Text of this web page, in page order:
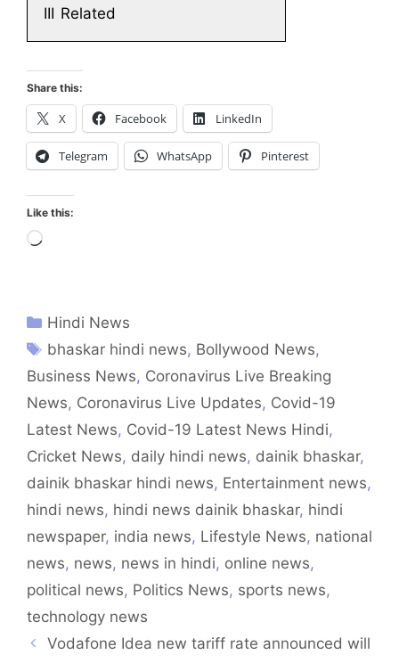
III Related
Share this:
X Facebook LinkedIn
Telegram WhatsApp Pinterest
Like this:
Loading…
Hindi News
bhaskar hindi news, Bollywood News,
Business News, Coronavirus Live Breaking
News, Coronavirus Live Updates, Covid-19
Latest News, Covid-19 Latest News Hindi,
Cricket News, daily hindi news, dainik bhaskar,
dainik bhaskar hindi news, Entertainment news,
hindi news, hindi news dainik bhaskar, hindi
newspaper, india news, Lifestyle News, national
news, news, news in hindi, online news,
political news, Politics News, sports news,
technology news
Vodafone Idea new tariff rate announced will